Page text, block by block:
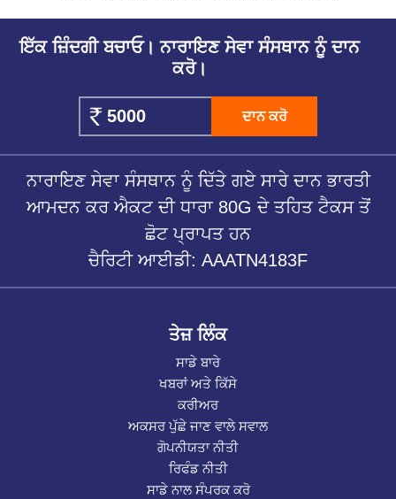
ਇੱਕ ਜ਼ਿੰਦਗੀ ਬਚਾਓ। ਨਾਰਾਇਣ ਸੇਵਾ ਸੰਸਥਾਨ ਨੂੰ ਦਾਨ
ਕਰੋ।
ਦਾਨ ਕਰੋ
ਨਾਰਾਇਣ ਸੇਵਾ ਸੰਸਥਾਨ ਨੂੰ ਦਿੱਤੇ ਗਏ ਸਾਰੇ ਦਾਨ ਭਾਰਤੀ
ਆਮਦਨ ਕਰ ਐਕਟ ਦੀ ਧਾਰਾ 80G ਦੇ ਤਹਿਤ ਟੈਕਸ ਤੋਂ
ਛੋਟ ਪ੍ਰਾਪਤ ਹਨ
ਚੈਰਿਟੀ ਆਈਡੀ: AAATN4183F
ਤੇਜ਼ ਲਿੰਕ
ਸਾਡੇ ਬਾਰੇ
ਖਬਰਾਂ ਅਤੇ ਕਿੱਸੇ
ਕਰੀਅਰ
ਅਕਸਰ ਪੁੱਛੇ ਜਾਣ ਵਾਲੇ ਸਵਾਲ
ਗੋਪਨੀਯਤਾ ਨੀਤੀ
ਰਿਫੰਡ ਨੀਤੀ
ਸਾਡੇ ਨਾਲ ਸੰਪਰਕ ਕਰੋ